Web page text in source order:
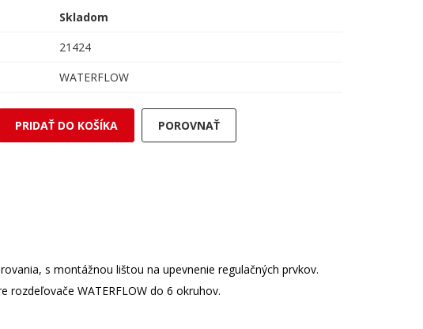
Skladom
21424
WATERFLOW
PRIDAŤ DO KOŠÍKA POROVNAŤ
s montážnou lištou na upevnenie regulačných prvkov.
rozdeľovače WATERFLOW do 6 okruhov.